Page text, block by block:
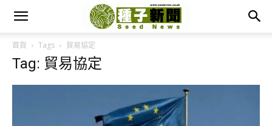
首頁 Tags 貿易協定
Tag: 貿易協定